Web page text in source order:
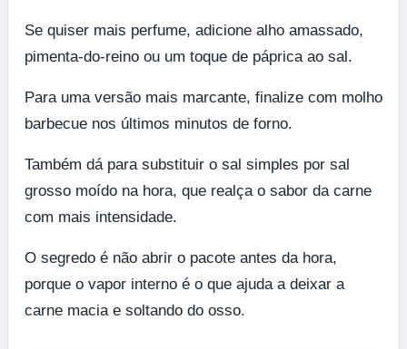
Se quiser mais perfume, adicione alho amassado,
pimenta-do-reino ou um toque de páprica ao sal.
Para uma versão mais marcante, finalize com molho
barbecue nos últimos minutos de forno.
Também dá para substituir o sal simples por sal
grosso moído na hora, que realça o sabor da carne
com mais intensidade.
O segredo é não abrir o pacote antes da hora,
porque o vapor interno é o que ajuda a deixar a
carne macia e soltando do osso.